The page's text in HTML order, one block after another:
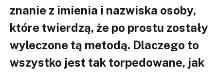
znanie z imienia i nazwiska osoby,
które twierdzą, że po prostu zostały
wyleczone tą metodą. Dlaczego to
wszystko jest tak torpedowane, jak